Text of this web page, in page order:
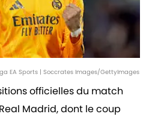
EA Sports | Soccrates Images/GettyImages
officielles du match
Madrid, dont le coup